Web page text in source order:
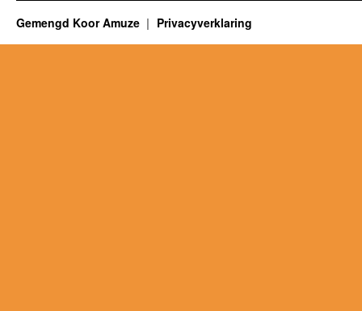
Gemengd Koor Amuze Privacyverklaring